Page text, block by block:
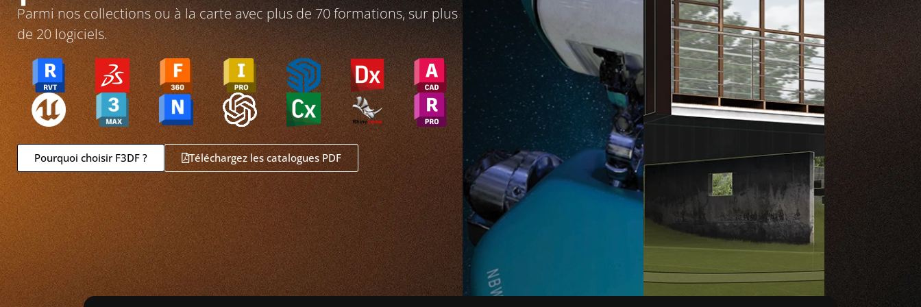
Parmi nos collections ou à la carte avec plus de 70 formations, sur plus
de 20 logiciels.
Pourquoi choisir F3DF ? Téléchargez les catalogues PDF